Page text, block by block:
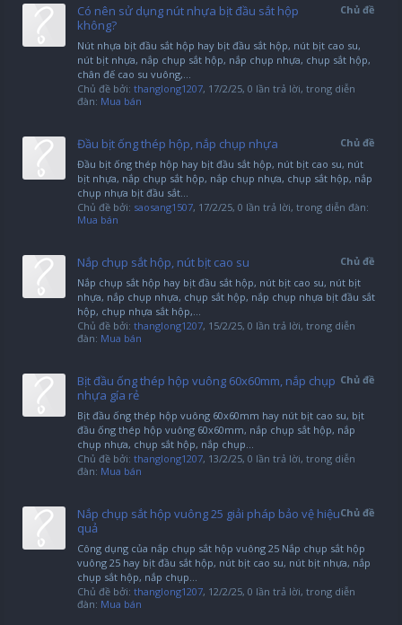
Chủ đề
Có nên sử dụng nút nhựa bịt đầu sắt hộp
không?
Nút nhựa bịt đầu sắt hộp hay bịt đầu sắt hộp, nút bịt cao su,
nút bịt nhựa, nắp chụp sắt hộp, nắp chụp nhựa, chụp sắt hộp,
chân đế cao su vuông,...
Chủ đề bởi: thanglong1207, 17/2/25, 0 lần trả lời, trong diễn
đàn: Mua bán
Chủ đề
Đầu bịt ống thép hộp, nắp chụp nhựa
Đầu bịt ống thép hộp hay bịt đầu sắt hộp, nút bịt cao su, nút
bịt nhựa, nắp chụp sắt hộp, nắp chụp nhựa, chụp sắt hộp, nắp
chụp nhựa bịt đầu sắt...
Chủ đề bởi: saosang1507, 17/2/25, 0 lần trả lời, trong diễn đàn:
Mua bán
Chủ đề
Nắp chụp sắt hộp, nút bịt cao su
Nắp chụp sắt hộp hay bịt đầu sắt hộp, nút bịt cao su, nút bịt
nhựa, nắp chụp nhựa, chụp sắt hộp, nắp chụp nhựa bịt đầu sắt
hộp, chụp nhựa sắt hộp,...
Chủ đề bởi: thanglong1207, 15/2/25, 0 lần trả lời, trong diễn
đàn: Mua bán
Chủ đề
Bịt đầu ống thép hộp vuông 60x60mm, nắp chụp
nhựa gía rẻ
Bịt đầu ống thép hộp vuông 60x60mm hay nút bịt cao su, bịt
đầu ống thép hộp vuông 60x60mm, nắp chụp sắt hộp, nắp
chụp nhựa, chụp sắt hộp, nắp chụp...
Chủ đề bởi: thanglong1207, 13/2/25, 0 lần trả lời, trong diễn
đàn: Mua bán
Chủ đề
Nắp chụp sắt hộp vuông 25 giải pháp bảo vệ hiệu
quả
Công dụng của nắp chụp sắt hộp vuông 25 Nắp chụp sắt hộp
vuông 25 hay bịt đầu sắt hộp, nút bịt cao su, nút bịt nhựa, nắp
chụp sắt hộp, nắp chụp...
Chủ đề bởi: thanglong1207, 12/2/25, 0 lần trả lời, trong diễn
đàn: Mua bán